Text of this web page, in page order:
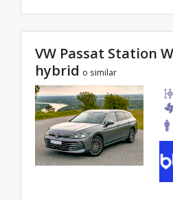
VW Passat Station
hybrid o similar